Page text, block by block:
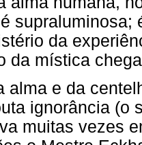
supraluminosa;
da
da mística
alma e da
ignorância (o
muitas vezes